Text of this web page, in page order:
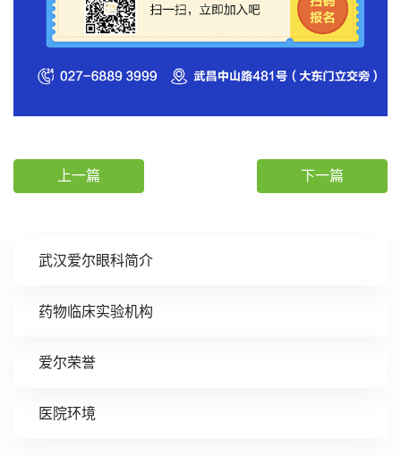
武汉爱尔眼科简介
药物临床实验机构
爱尔荣誉
医院环境
上一篇 下一篇